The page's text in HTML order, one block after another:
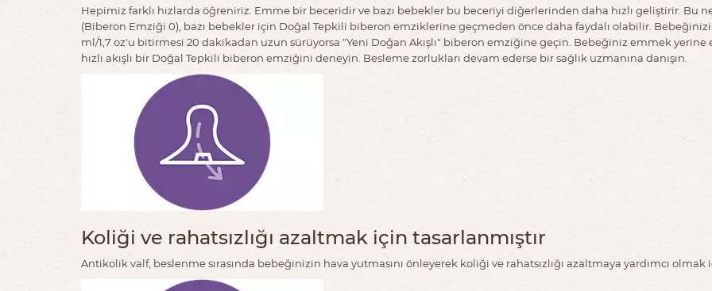
Hepimiz farklı hızlarda öğreniriz. Emme bir beceridir ve bazı bebekler bu beceriyi diğerlerinden daha hızlı geliştirir. Bu
(Biberon Emziği 0), bazı bebekler için Doğal Tepkili biberon emziklerine geçmeden önce daha faydalı olabilir.
ml/1,7 oz'u bitirmesi 20 dakikadan uzun sürüyorsa "Yeni Doğan Akışlı" biberon emziğine geçin. Bebeğiniz emmek
hızlı akışlı bir Doğal Tepkili biberon emziğini deneyin. Besleme zorlukları devam ederse bir sağlık uzmanına danışın.
Koliği ve rahatsızlığı azaltmak için tasarlanmıştır
Antikolik valf, beslenme sırasında bebeğinizin hava yutmasını önleyerek koliği ve rahatsızlığı azaltmaya yardımcı olmak